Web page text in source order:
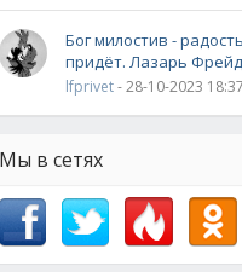
Бог милостив - радость
придёт. Лазарь
lfprivet- 28-10-2023
Мы в сетях